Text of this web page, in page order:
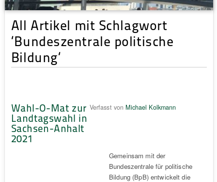
All Artikel mit Schlagwort
‘Bundeszentrale politische
Bildung‘
Wahl-O-Mat zur
Landtagswahl in
Sachsen-Anhalt
2021
Verfasst von Michael Kolkmann
Gemeinsam mit der
Bundeszentrale für politische
Bildung (BpB) entwickelt die